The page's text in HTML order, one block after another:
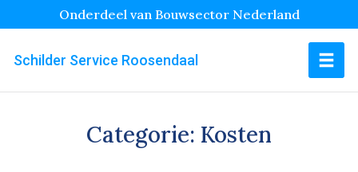
Onderdeel van Bouwsector Nederland
Schilder Service Roosendaal
Categorie: Kosten